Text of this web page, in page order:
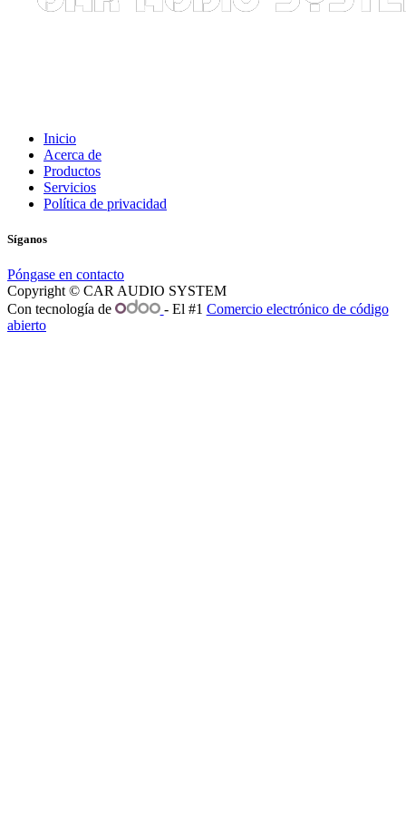
Inicio
Acerca de
Productos
Servicios
Política de privacidad
Síganos
Póngase en contacto
Copyright © CAR AUDIO SYSTEM
Con tecnología de
- El #1 Comercio electrónico de código
abierto